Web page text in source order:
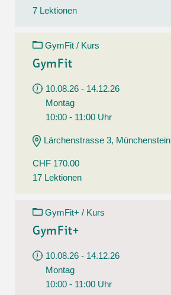
7 Lektionen
GymFit / Kurs
GymFit
10.08.26 - 14.12.26
Montag
10:00 - 11:00 Uhr
Lärchenstrasse 3, Münchenstein
CHF 170.00
17 Lektionen
GymFit+ / Kurs
GymFit+
10.08.26 - 14.12.26
Montag
10:00 - 11:00 Uhr